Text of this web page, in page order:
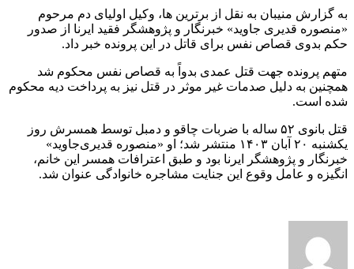
به گزارش منیبان به نقل از برترین ها، وکیل اولیای دم مرحوم
«منصوره قدیری جاوید» خبرنگار و پژوهشگر فقید ایرنا از صدور
حکم بدوی قصاص نفس برای قاتل در این پرونده خبر داد.
متهم پرونده جهت قتل عمدی بدواً به قصاص نفس محکوم شد
همچنین به دلیل صدمات غیر موثر در قتل نیز به پرداخت دیه محکوم
شده است.
قتل بانوی ۵۲ ساله‌ با ضربات چاقو و دمبل توسط همسرش روز
یکشنبه ۲۰ آبان ۱۴۰۳ منتشر شد؛ او «منصوره قدیری‌جاوید»
خبرنگار و پژوهشگر ایرنا بود و طبق اعترافات همسر این خانم،
انگیزه و عامل وقوع این جنایت مشاجره خانوادگی عنوان شد.